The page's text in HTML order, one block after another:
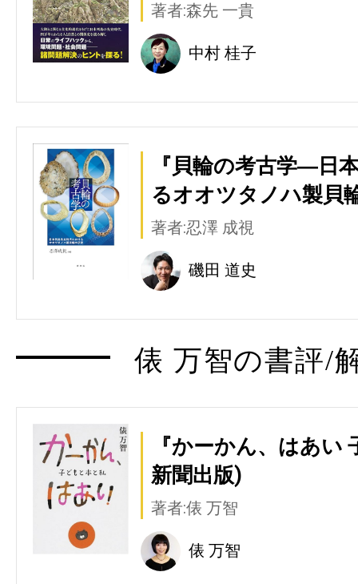
著者:森先 一貴
中村 桂子
『貝輪の考古学―日
るオオツタノハ製貝
著者:忍澤 成視
磯田 道史
俵 万智の書評/
『かーかん、はあい
新聞出版)
著者:俵 万智
俵 万智